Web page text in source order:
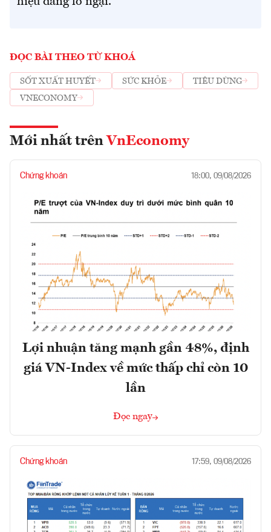
ĐỌC BÀI THEO TỪ KHOÁ
SỐT XUẤT HUYẾT SỨC KHỎE
TIÊU DÙNG
VNECONOMY
Mới nhất trên VnEconomy
Chứng khoán 18:00, 09/08/2026
Lợi nhuận tăng mạnh gần 48%, định
giá VN-Index về mức thấp chỉ còn 10
lần
Đọc ngay
Chứng khoán 17:59, 09/08/2026